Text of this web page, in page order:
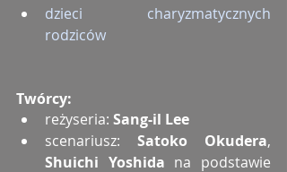
dzieci charyzmatycznych
rodziców
Twórcy:
reżyseria: Sang-il Lee
scenariusz: Satoko Okudera
Shuichi Yoshida na podstawie